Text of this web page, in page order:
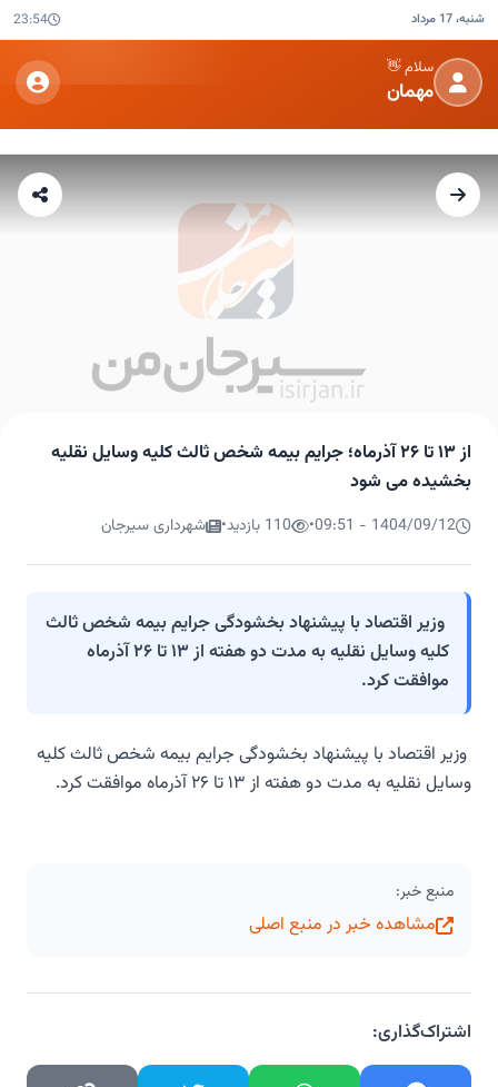
شنبه، 17 مرداد 23:54
سلام 👋
مهمان
از ۱۳ تا ۲۶ آذرماه؛ جرایم بیمه شخص ثالث کلیه وسایل نقلیه
بخشیده می شود
1404/09/12 - 09:51
• 110 بازدید • شهرداری سیرجان
وزیر اقتصاد با پیشنهاد بخشودگی جرایم بیمه شخص ثالث
کلیه وسایل نقلیه به مدت دو هفته از ۱۳ تا ۲۶ آذرماه
موافقت کرد.
وزیر اقتصاد با پیشنهاد بخشودگی جرایم بیمه شخص ثالث کلیه
وسایل نقلیه به مدت دو هفته از ۱۳ تا ۲۶ آذرماه موافقت کرد.
منبع خبر:
مشاهده خبر در منبع اصلی
اشتراک‌گذاری: